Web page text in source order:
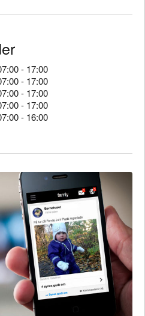
- 17:00
- 17:00
- 17:00
- 17:00
- 16:00